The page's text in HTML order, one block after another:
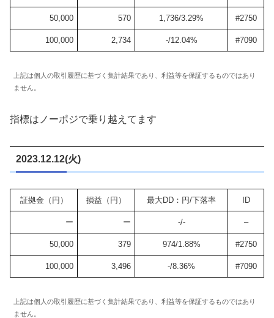
50,000 570 1,736/3.29% #2750
100,000 2,734 -/12.04% #7090
上記は個人の取引履歴に基づく集計結果であり、利益等を保証するものではあり
ません。
指標はノーポジで乗り越えてます
2023.12.12(火)
証拠金（円） 損益（円） 最大DD：円/下落率 ID
ー ー -/- –
50,000 379 974/1.88% #2750
100,000 3,496 -/8.36% #7090
上記は個人の取引履歴に基づく集計結果であり、利益等を保証するものではあり
ません。